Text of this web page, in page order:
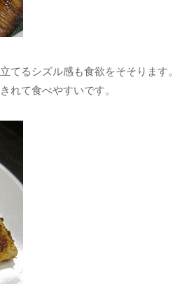
てるシズル感も食欲をそそります。
れて食べやすいです。